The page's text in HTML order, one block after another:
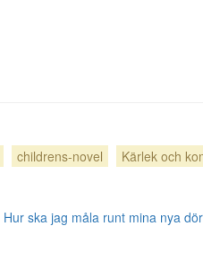
childrens-novel Kärlek och
Hur ska jag måla runt mina nya